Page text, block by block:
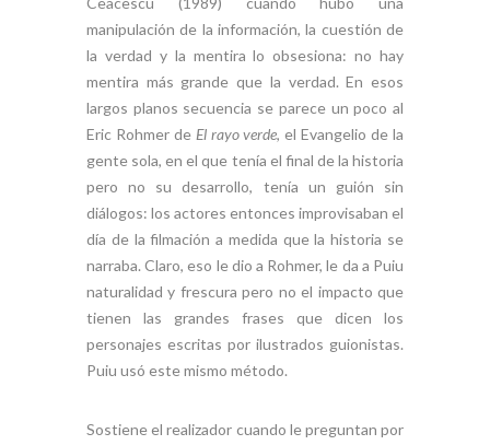
manipulación de la información, la cuestión de
la verdad y la mentira lo obsesiona: no hay
mentira más grande que la verdad. En esos
largos planos secuencia se parece un poco al
Eric Rohmer de El rayo verde, el Evangelio de la
gente sola, en el que tenía el final de la historia
pero no su desarrollo, tenía un guión sin
diálogos: los actores entonces improvisaban el
día de la filmación a medida que la historia se
narraba. Claro, eso le dio a Rohmer, le da a Puiu
naturalidad y frescura pero no el impacto que
tienen las grandes frases que dicen los
personajes escritas por ilustrados guionistas.
Puiu usó este mismo método.
Sostiene el realizador cuando le preguntan por